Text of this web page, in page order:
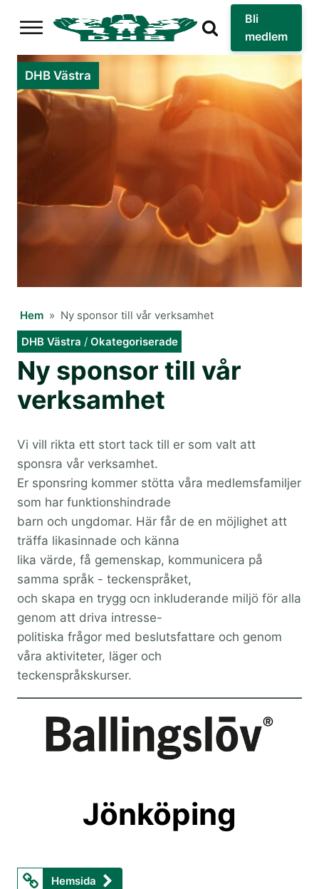
Bli
medlem
DHB Västra
Hem » Ny sponsor till vår verksamhet
DHB Västra / Okategoriserade
Ny sponsor till vår
verksamhet
Vi vill rikta ett stort tack till er som valt att
sponsra vår verksamhet.
Er sponsring kommer stötta våra medlemsfamiljer
som har funktionshindrade
barn och ungdomar. Här får de en möjlighet att
träffa likasinnade och känna
lika värde, få gemenskap, kommunicera på
samma språk - teckenspråket,
och skapa en trygg ocn inkluderande miljö för alla
genom att driva intresse-
politiska frågor med beslutsfattare och genom
våra aktiviteter, läger och
teckenspråkskurser.
Jönköping
Hemsida